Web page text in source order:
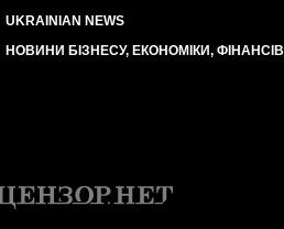
UKRAINIAN NEWS
НОВИНИ БІЗНЕСУ, ЕКОНОМІКИ, ФІНАНСІВ